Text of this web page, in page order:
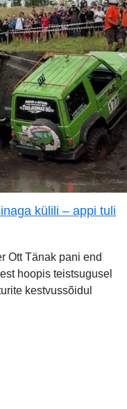
külili – appi tuli
Ott Tänak pani end
hoopis teistsugusel
kestvussõidul